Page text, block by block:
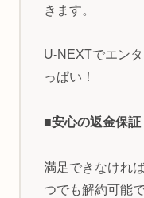
きます。
U-NEXTでエン
っぱい！
■安心の返金保証
満足できなけれ
つでも解約可能で